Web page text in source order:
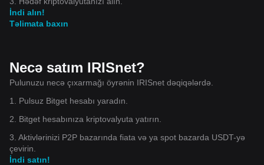
İndi alın!
Təlimata baxın
Necə satım IRISnet?
Pulunuzu necə çıxarmağı öyrənin IRISnet dəqiqələrdə.
1. Pulsuz Bitget hesabı yaradın.
2. Bitget hesabınıza kriptovalyuta yatırın.
3. Aktivlərinizi P2P bazarında fiata və ya spot bazarda USDT-yə
çevirin.
İndi satın!